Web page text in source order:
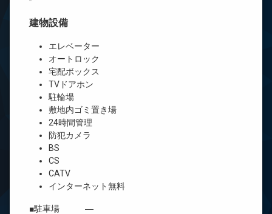
建物設備
エレベーター
オートロック
宅配ボックス
TVドアホン
駐輪場
敷地内ゴミ置き場
24時間管理
防犯カメラ
BS
CS
CATV
インターネット無料
■駐車場 ―